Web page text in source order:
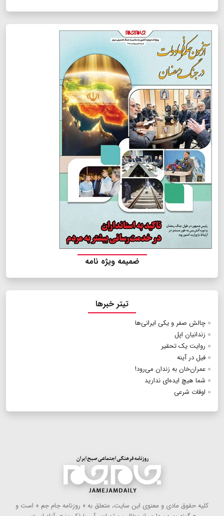
ضمیمه ویژه نامه
تیتر خبرها
چالش صفر و یکی ایرانی‌ها
زندانیان اپل
روایت یک تحقیر
فیل در آینه
عمران‌خان به زندان می‌رود!
شما هیچ ایده‌ای ندارید
اوقات شرعی
كلیه حقوق مادی و معنوی این سایت، متعلق به « روزنامه جام جم » است و